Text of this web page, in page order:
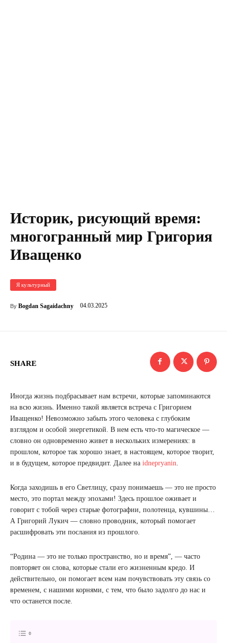
Историк, рисующий время:
многогранный мир Григория
Иващенко
Я культурный
By Bogdan Sagaidachny 04.03.2025
SHARE
Иногда жизнь подбрасывает нам встречи, которые запоминаются
на всю жизнь. Именно такой является встреча с Григорием
Иващенко! Невозможно забыть этого человека с глубоким
взглядом и особой энергетикой. В нем есть что-то магическое —
словно он одновременно живет в нескольких измерениях: в
прошлом, которое так хорошо знает, в настоящем, которое творит,
и в будущем, которое предвидит. Далее на idnepryanin
Когда заходишь в его Светлицу, сразу понимаешь — это не просто
место, это портал между эпохами! Здесь прошлое оживает и
говорит с тобой через старые фотографии, полотенца, кувшины…
А Григорий Лукич — словно проводник, который помогает
расшифровать эти послания из прошлого.
“Родина — это не только пространство, но и время”, — часто
повторяет он слова, которые стали его жизненным кредо. И
действительно, он помогает всем нам почувствовать эту связь со
временем, с нашими корнями, с тем, что было задолго до нас и
что останется после.